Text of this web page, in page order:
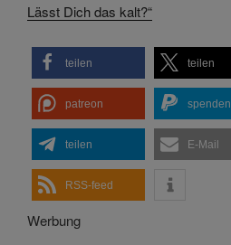
Lässt Dich das kalt?“
teilen teilen
patreon spenden
teilen E-Mail
RSS-feed
Werbung